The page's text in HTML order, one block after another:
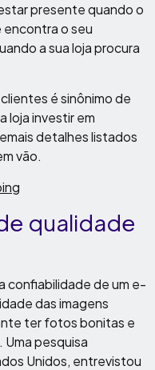
presente quando o
o seu
a sua loja procura
é sinônimo de
loja investir em
detalhes listados
vão.
qualidade
confiabilidade de um e-
das imagens
ter fotos bonitas e
pesquisa
Unidos, entrevistou